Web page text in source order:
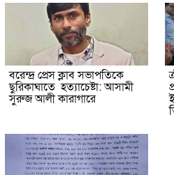
বরেন্দ্র প্রেস ক্লাব সভাপতিকে
ছুরিকাঘাতে হত্যাচেষ্টা: আসামী
সুরুজ আলী কারাগারে